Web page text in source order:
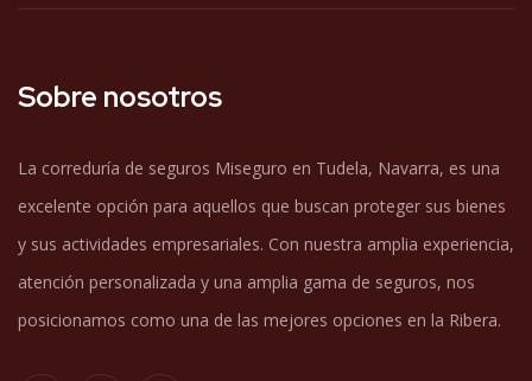
Sobre nosotros
La correduría de seguros Miseguro en Tudela, Navarra, es una
excelente opción para aquellos que buscan proteger sus bienes
y sus actividades empresariales. Con nuestra amplia experiencia,
atención personalizada y una amplia gama de seguros, nos
posicionamos como una de las mejores opciones en la Ribera.